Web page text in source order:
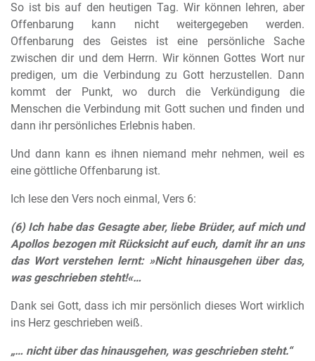
So ist bis auf den heutigen Tag. Wir können lehren, aber
Offenbarung kann nicht weitergegeben werden.
Offenbarung des Geistes ist eine persönliche Sache
zwischen dir und dem Herrn. Wir können Gottes Wort nur
predigen, um die Verbindung zu Gott herzustellen. Dann
kommt der Punkt, wo durch die Verkündigung die
Menschen die Verbindung mit Gott suchen und finden und
dann ihr persönliches Erlebnis haben.
Und dann kann es ihnen niemand mehr nehmen, weil es
eine göttliche Offenbarung ist.
Ich lese den Vers noch einmal, Vers 6:
(6) Ich habe das Gesagte aber, liebe Brüder, auf mich und
Apollos bezogen mit Rücksicht auf euch, damit ihr an uns
das Wort verstehen lernt: »Nicht hinausgehen über das,
was geschrieben steht!«…
Dank sei Gott, dass ich mir persönlich dieses Wort wirklich
ins Herz geschrieben weiß.
„… nicht über das hinausgehen, was geschrieben steht.“